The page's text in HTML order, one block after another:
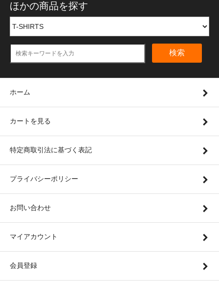
ほかの商品を探す
検索
ホーム
カートを見る
特定商取引法に基づく表記
プライバシーポリシー
お問い合わせ
マイアカウント
会員登録